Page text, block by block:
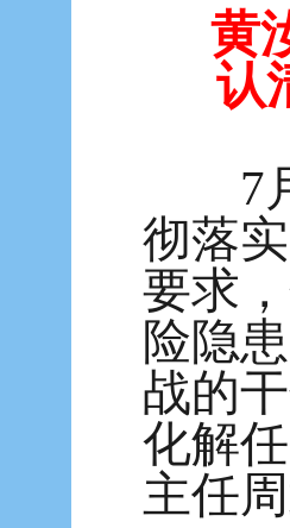
黄
认
7月
彻落
要求
险隐
战的
化解
主任